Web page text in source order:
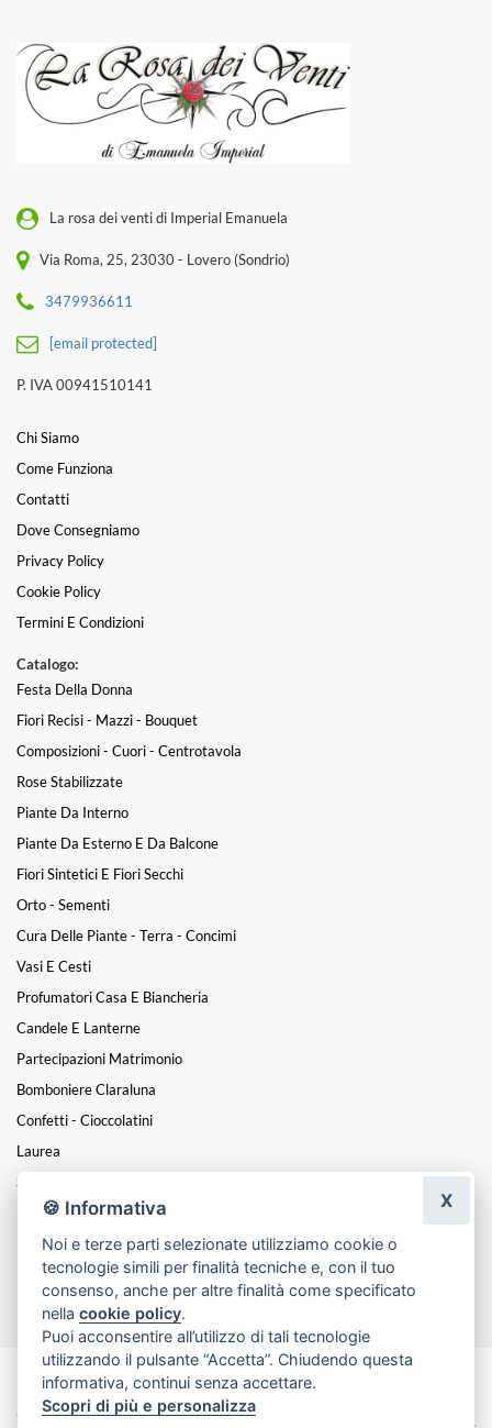
La rosa dei venti di Imperial Emanuela
Via Roma, 25, 23030 - Lovero (Sondrio)
3479936611
[email protected]
P. IVA 00941510141
Chi Siamo
Come Funziona
Contatti
Dove Consegniamo
Privacy Policy
Cookie Policy
Termini E Condizioni
Catalogo:
Festa Della Donna
Fiori Recisi - Mazzi - Bouquet
Composizioni - Cuori - Centrotavola
Rose Stabilizzate
Piante Da Interno
Piante Da Esterno E Da Balcone
Fiori Sintetici E Fiori Secchi
Orto - Sementi
Cura Delle Piante - Terra - Concimi
Vasi E Cesti
Profumatori Casa E Biancheria
Candele E Lanterne
Partecipazioni Matrimonio
Bomboniere Claraluna
Confetti - Cioccolatini
Laurea
San Valentino
Festa Della Mamma
Natale
Funebre
Made with byInfoser.it- Realizzazione Siti ecommerce per Fioristi
2026
🍪 Informativa
Noi e terze parti selezionate utilizziamo cookie o
tecnologie simili per finalità tecniche e, con il tuo
consenso, anche per altre finalità come specificato
nellacookie policy.
Puoi acconsentire all’utilizzo di tali tecnologie
utilizzando il pulsante “Accetta”. Chiudendo questa
informativa, continui senza accettare.
Scopri di più e personalizza
X